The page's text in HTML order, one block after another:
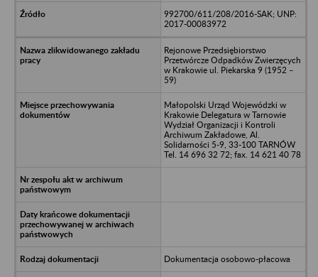
992700/611/208/2016-SAK; UNP:
2017-00083972
Rejonowe Przedsiębiorstwo
Przetwórcze Odpadków Zwierzęcych
w Krakowie ul. Piekarska 9 (1952 –
59)
Małopolski Urząd Wojewódzki w
Krakowie Delegatura w Tarnowie
Wydział Organizacji i Kontroli
Archiwum Zakładowe, Al.
Solidarności 5-9, 33-100 TARNÓW
Tel. 14 696 32 72; fax. 14 621 40 78
Dokumentacja osobowo-płacowa